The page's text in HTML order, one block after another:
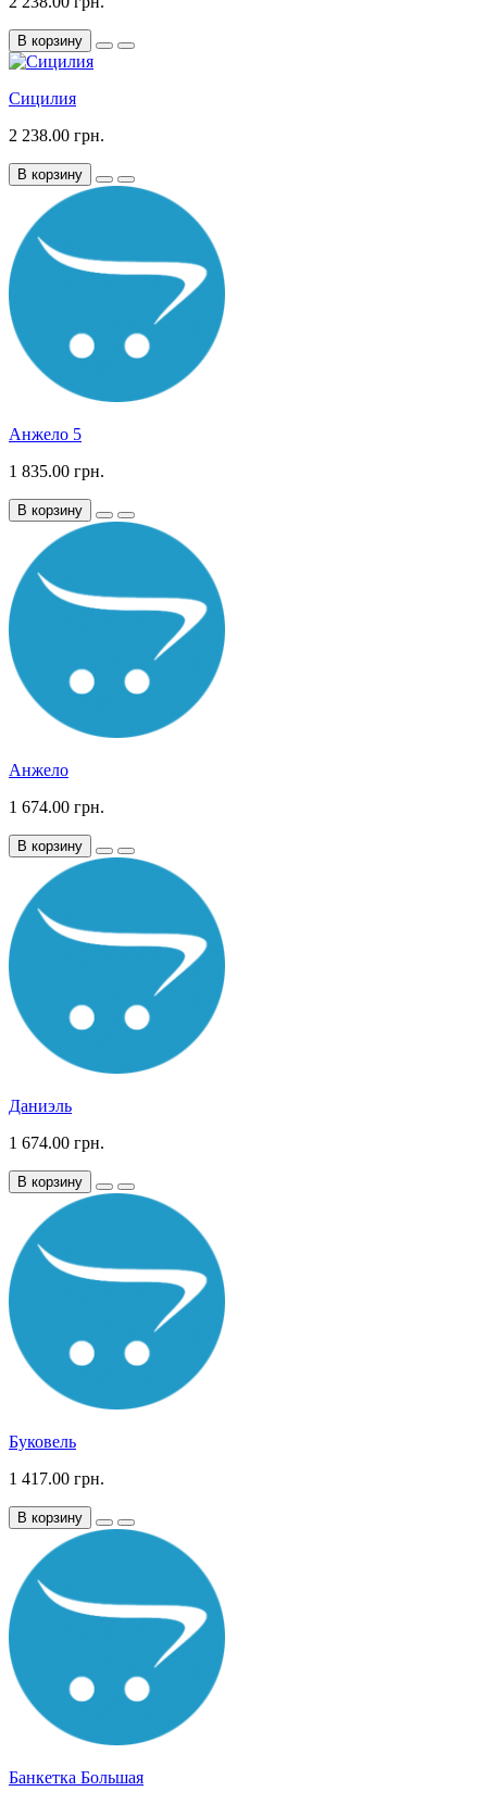
В корзину
Сицилия
2 238.00 грн.
В корзину
Анжело 5
1 835.00 грн.
В корзину
Анжело
1 674.00 грн.
В корзину
Даниэль
1 674.00 грн.
В корзину
Буковель
1 417.00 грн.
В корзину
Банкетка Большая